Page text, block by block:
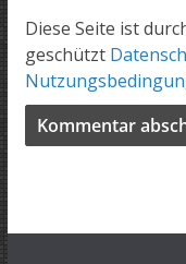
Diese Seite ist
geschützt